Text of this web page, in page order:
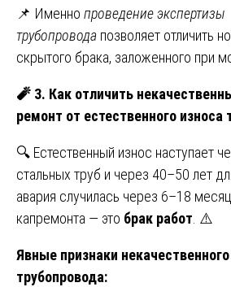
📌 Именно проведение экспертизы
трубопровода позволяет отличить
скрытого брака, заложенного при
🧨 3. Как отличить
ремонт от естественного износа
🔍 Естественный износ наступает
стальных труб и через 40–50 лет
авария случилась через 6–18
капремонта — это брак работ . ⚠️
Явные признаки
трубопровода: